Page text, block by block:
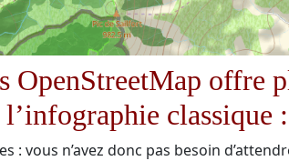
OpenStreetMap offre
classique :
: vous n’avez donc pas besoin